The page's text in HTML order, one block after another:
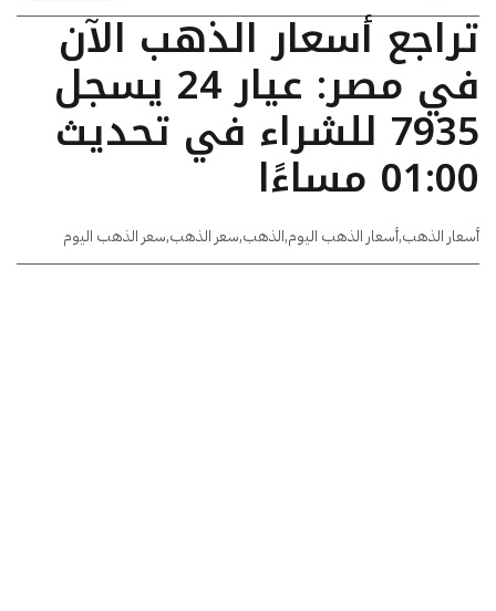
تراجع أسعار الذهب الآن
في مصر: عيار 24 يسجل
7935 للشراء في تحديث
01:00 مساءًا
أسعار الذهب,أسعار الذهب اليوم,الذهب,سعر الذهب,سعر الذهب اليوم